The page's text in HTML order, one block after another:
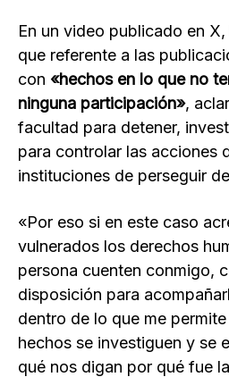
En un video publicado en
que referente a las
con «hechos en lo que no
ninguna participación»,
facultad para detener,
para controlar las acciones
instituciones de perseguir
«Por eso si en este caso
vulnerados los derechos
persona cuenten conmigo,
disposición para
dentro de lo que me
hechos se investiguen y se
qué nos digan por qué fue